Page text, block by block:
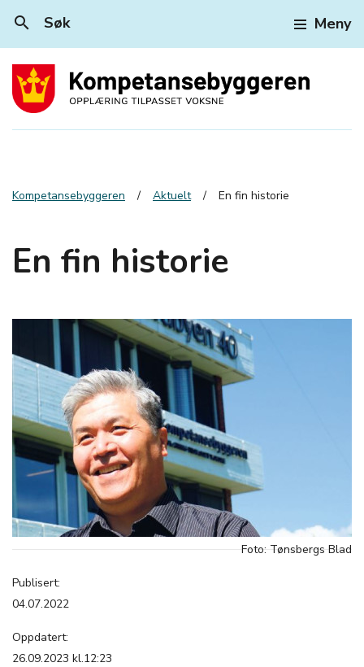
search Søk Meny
Kompetansebyggeren Aktuelt En fin historie
En fin historie
Foto: Tønsbergs Blad
Publisert:
04.07.2022
Oppdatert:
26.09.2023 kl.12:23